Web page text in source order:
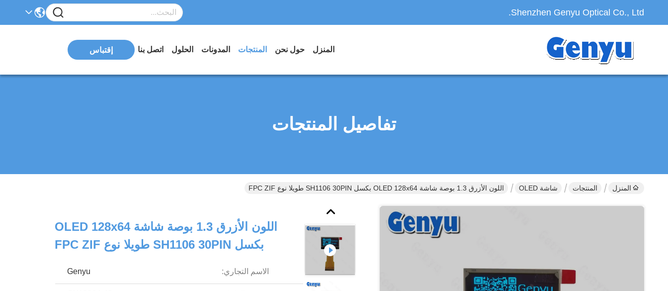
Shenzhen Genyu Optical Co., Ltd.
المنزل حول نحن المنتجات المدونات الحلول اتصل بنا إقتباس
تفاصيل المنتجات
المنزل المنتجات شاشة OLED اللون الأزرق 1.3 بوصة شاشة OLED 128x64 بكسل SH1106 30PIN طويلا نوع FPC ZIF
اللون الأزرق 1.3 بوصة شاشة OLED 128x64
بكسل SH1106 30PIN طويلا نوع FPC ZIF
الاسم التجاري: Genyu